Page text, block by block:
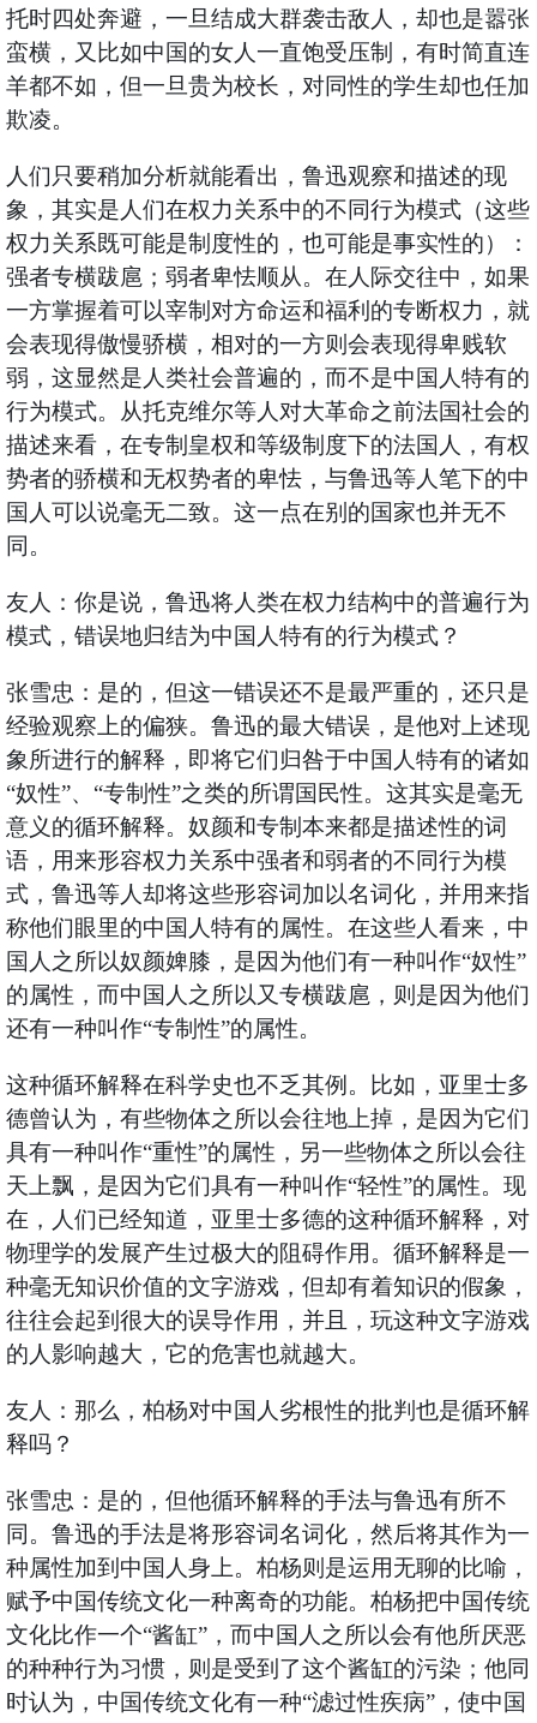
托时四处奔避，一旦结成大群袭击敌人，却也是嚣张
蛮横，又比如中国的女人一直饱受压制，有时简直连
羊都不如，但一旦贵为校长，对同性的学生却也任加
欺凌。
人们只要稍加分析就能看出，鲁迅观察和描述的现
象，其实是人们在权力关系中的不同行为模式（这些
权力关系既可能是制度性的，也可能是事实性的）：
强者专横跋扈；弱者卑怯顺从。在人际交往中，如果
一方掌握着可以宰制对方命运和福利的专断权力，就
会表现得傲慢骄横，相对的一方则会表现得卑贱软
弱，这显然是人类社会普遍的，而不是中国人特有的
行为模式。从托克维尔等人对大革命之前法国社会的
描述来看，在专制皇权和等级制度下的法国人，有权
势者的骄横和无权势者的卑怯，与鲁迅等人笔下的中
国人可以说毫无二致。这一点在别的国家也并无不
同。
友人：你是说，鲁迅将人类在权力结构中的普遍行为
模式，错误地归结为中国人特有的行为模式？
张雪忠：是的，但这一错误还不是最严重的，还只是
经验观察上的偏狭。鲁迅的最大错误，是他对上述现
象所进行的解释，即将它们归咎于中国人特有的诸如
“奴性”、“专制性”之类的所谓国民性。这其实是毫无
意义的循环解释。奴颜和专制本来都是描述性的词
语，用来形容权力关系中强者和弱者的不同行为模
式，鲁迅等人却将这些形容词加以名词化，并用来指
称他们眼里的中国人特有的属性。在这些人看来，中
国人之所以奴颜婢膝，是因为他们有一种叫作“奴性”
的属性，而中国人之所以又专横跋扈，则是因为他们
还有一种叫作“专制性”的属性。
这种循环解释在科学史也不乏其例。比如，亚里士多
德曾认为，有些物体之所以会往地上掉，是因为它们
具有一种叫作“重性”的属性，另一些物体之所以会往
天上飘，是因为它们具有一种叫作“轻性”的属性。现
在，人们已经知道，亚里士多德的这种循环解释，对
物理学的发展产生过极大的阻碍作用。循环解释是一
种毫无知识价值的文字游戏，但却有着知识的假象，
往往会起到很大的误导作用，并且，玩这种文字游戏
的人影响越大，它的危害也就越大。
友人：那么，柏杨对中国人劣根性的批判也是循环解
释吗？
张雪忠：是的，但他循环解释的手法与鲁迅有所不
同。鲁迅的手法是将形容词名词化，然后将其作为一
种属性加到中国人身上。柏杨则是运用无聊的比喻，
赋予中国传统文化一种离奇的功能。柏杨把中国传统
文化比作一个“酱缸”，而中国人之所以会有他所厌恶
的种种行为习惯，则是受到了这个酱缸的污染；他同
时认为，中国传统文化有一种“滤过性疾病”，使中国